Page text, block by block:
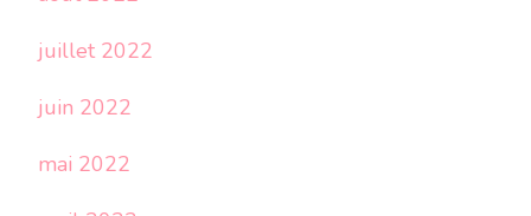
juillet 2022
juin 2022
mai 2022